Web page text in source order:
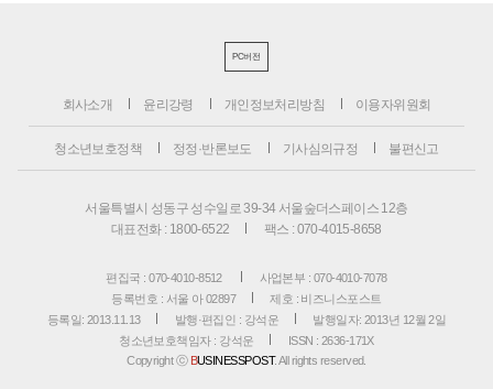
PC버전
회사소개 윤리강령 개인정보처리방침 이용자위원회
청소년보호정책 정정·반론보도 기사심의규정 불편신고
서울특별시 성동구 성수일로 39-34 서울숲더스페이스 12층
대표전화 : 1800-6522
팩스 : 070-4015-8658
편집국 : 070-4010-8512
사업본부 : 070-4010-7078
등록번호 : 서울 아 02897
제호 : 비즈니스포스트
등록일: 2013.11.13
발행·편집인 : 강석운
발행일자: 2013년 12월 2일
청소년보호책임자 : 강석운
ISSN : 2636-171X
Copyright ⓒ BUSINESSPOST. All rights reserved.